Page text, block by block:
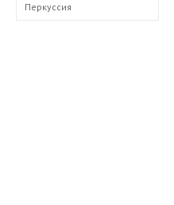
Перкуссия